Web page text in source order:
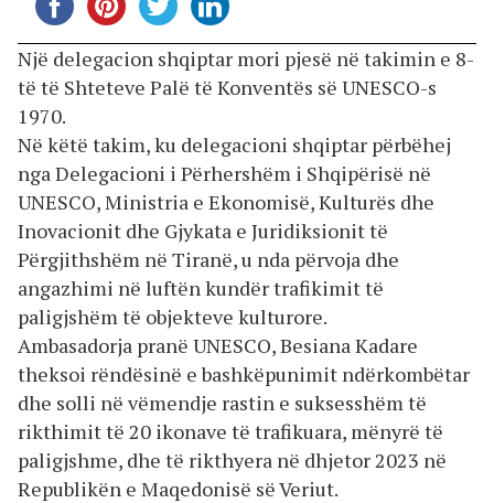
Një delegacion shqiptar mori pjesë në takimin e 8-
të të Shteteve Palë të Konventës së UNESCO-s
1970.
Në këtë takim, ku delegacioni shqiptar përbëhej
nga Delegacioni i Përhershëm i Shqipërisë në
UNESCO, Ministria e Ekonomisë, Kulturës dhe
Inovacionit dhe Gjykata e Juridiksionit të
Përgjithshëm në Tiranë, u nda përvoja dhe
angazhimi në luftën kundër trafikimit të
paligjshëm të objekteve kulturore.
Ambasadorja pranë UNESCO, Besiana Kadare
theksoi rëndësinë e bashkëpunimit ndërkombëtar
dhe solli në vëmendje rastin e suksesshëm të
rikthimit të 20 ikonave të trafikuara, mënyrë të
paligjshme, dhe të rikthyera në dhjetor 2023 në
Republikën e Maqedonisë së Veriut.